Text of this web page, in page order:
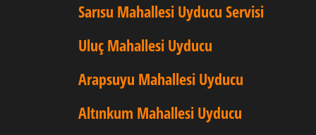
Sarısu Mahallesi Uyducu Servisi
Uluç Mahallesi Uyducu
Arapsuyu Mahallesi Uyducu
Altınkum Mahallesi Uyducu